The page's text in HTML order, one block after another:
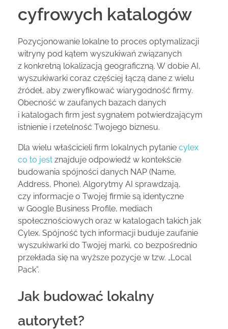
cyfrowych katalogów
Pozycjonowanie lokalne to proces optymalizacji
witryny pod kątem wyszukiwań związanych
z konkretną lokalizacją geograficzną. W dobie AI,
wyszukiwarki coraz częściej łączą dane z wielu
źródeł, aby zweryfikować wiarygodność firmy.
Obecność w zaufanych bazach danych
i katalogach firm jest sygnałem potwierdzającym
istnienie i rzetelność Twojego biznesu.
Dla wielu właścicieli firm lokalnych pytanie cylex
co to jest znajduje odpowiedź w kontekście
budowania spójności danych NAP (Name,
Address, Phone). Algorytmy AI sprawdzają,
czy informacje o Twojej firmie są identyczne
w Google Business Profile, mediach
społecznościowych oraz w katalogach takich jak
Cylex. Spójność tych informacji buduje zaufanie
wyszukiwarki do Twojej marki, co bezpośrednio
przekłada się na wyższe pozycje w tzw. „Local
Pack”.
Jak budować lokalny
autorytet?